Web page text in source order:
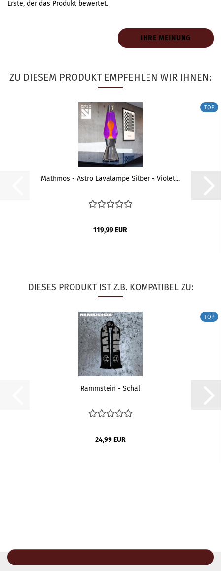
Erste, der das Produkt bewertet.
IHRE MEINUNG
ZU DIESEM PRODUKT EMPFEHLEN WIR IHNEN:
TOP
Mathmos - Astro Lavalampe Silber - Violet...
119,99 EUR
DIESES PRODUKT IST Z.B. KOMPATIBEL ZU:
TOP
Rammstein - Schal
24,99 EUR